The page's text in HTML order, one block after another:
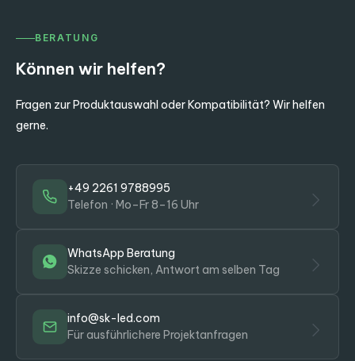
BERATUNG
Können wir helfen?
Fragen zur Produktauswahl oder Kompatibilität? Wir helfen
gerne.
+49 2261 9788995
Telefon · Mo–Fr 8–16 Uhr
WhatsApp Beratung
Skizze schicken, Antwort am selben Tag
info@sk-led.com
Für ausführlichere Projektanfragen